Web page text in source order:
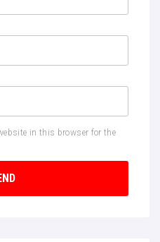
in this browser for the